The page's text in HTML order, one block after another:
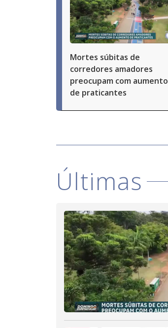
Mortes súbitas de
corredores amadores
preocupam com aumento
de praticantes
Últimas